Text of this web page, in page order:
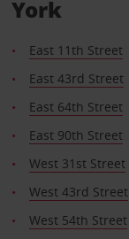
York
East 11th Street
East 43rd Street
East 64th Street
East 90th Street
West 31st Street
West 43rd Street
West 54th Street